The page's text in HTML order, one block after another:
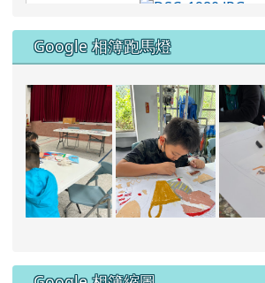
DSC_1981.JPG
DSC_1980.JPG
DSC_1961.JPG
Google 相簿跑馬燈
111